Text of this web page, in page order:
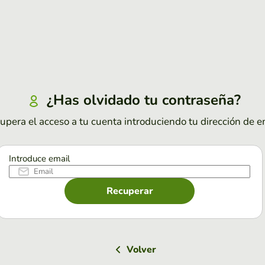
¿Has olvidado tu contraseña?
el acceso a tu cuenta introduciendo tu dirección de
Introduce email
Recuperar
Volver